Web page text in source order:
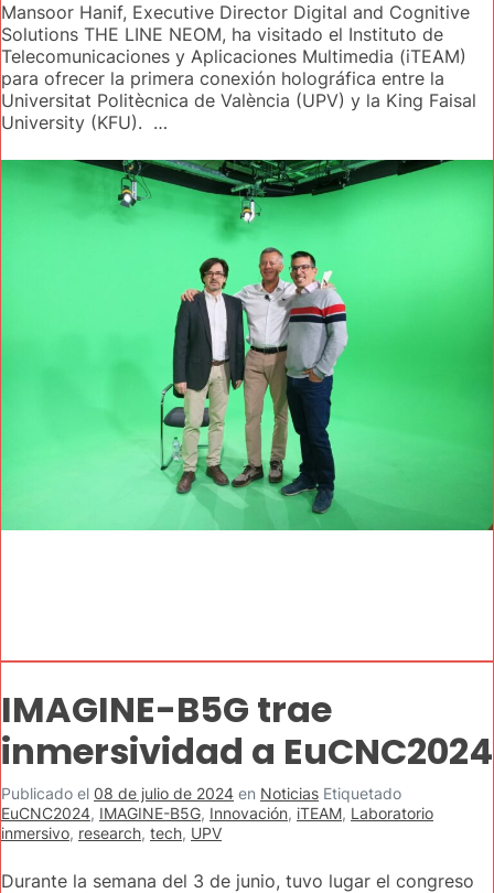
Mansoor Hanif, Executive Director Digital and Cognitive
Solutions THE LINE NEOM, ha visitado el Instituto de
Telecomunicaciones y Aplicaciones Multimedia (iTEAM)
para ofrecer la primera conexión holográfica entre la
Universitat Politècnica de València (UPV) y la King Faisal
University (KFU). …
IMAGINE-B5G trae
inmersividad a EuCNC2024
Publicado el 08 de julio de 2024 en Noticias Etiquetado
EuCNC2024, IMAGINE-B5G, Innovación, iTEAM, Laboratorio
inmersivo, research, tech, UPV
Durante la semana del 3 de junio, tuvo lugar el congreso